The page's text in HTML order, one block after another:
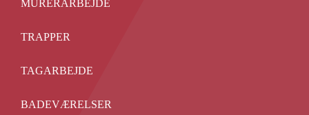
MURERARBEJDE
TRAPPER
TAGARBEJDE
BADEVÆRELSER